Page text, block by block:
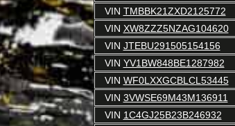
VIN TMBBK21ZXD2125772
VIN XW8ZZZ5NZAG104620
VIN JTEBU291505154156
VIN YV1BW848BE1287982
VIN WF0LXXGCBLCL53445
VIN 3VWSE69M43M136911
VIN 1C4GJ25B23B246932